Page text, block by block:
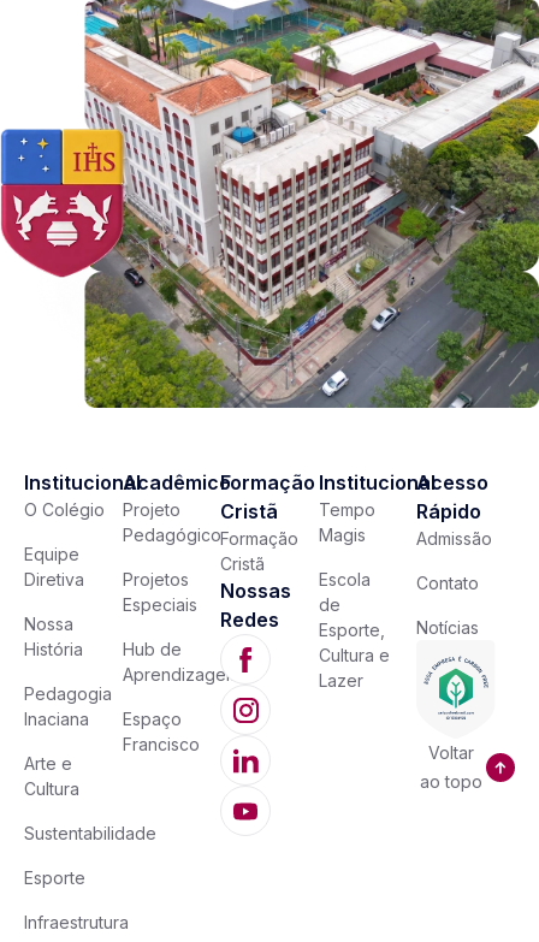
Institucional
O Colégio
Equipe
Diretiva
Nossa
História
Pedagogia
Inaciana
Arte e
Cultura
Sustentabilidade
Esporte
Infraestrutura
Acadêmico
Projeto
Pedagógico
Projetos
Especiais
Hub de
Aprendizagem
Espaço
Francisco
Formação
Cristã
Formação
Cristã
Nossas
Redes
Institucional
Tempo
Magis
Escola
de
Esporte,
Cultura e
Lazer
Acesso
Rápido
Admissão
Contato
Notícias
Voltar
ao topo